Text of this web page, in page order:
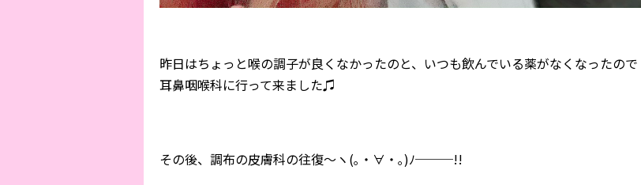
昨日はちょっと喉の調子が良くなかったのと、いつも飲んでいる薬がなくなったので
耳鼻咽喉科に行って来ました♫
その後、調布の皮膚科の往復〜ヽ(｡・∀・｡)ﾉ───!!